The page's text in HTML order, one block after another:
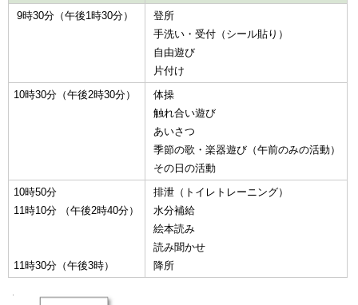
9時30分（午後1時30分）
登所
手洗い・受付（シール貼り）
自由遊び
片付け
10時30分（午後2時30分）
体操
触れ合い遊び
あいさつ
季節の歌・楽器遊び（午前のみの活動）
その日の活動
10時50分
11時10分 （午後2時40分）
11時30分（午後3時）
排泄（トイレトレーニング）
水分補給
絵本読み
読み聞かせ
降所